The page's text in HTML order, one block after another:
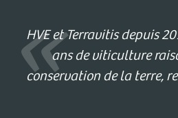
HVE et Terravitis depuis
ans de viticulture
conservation de la terre,